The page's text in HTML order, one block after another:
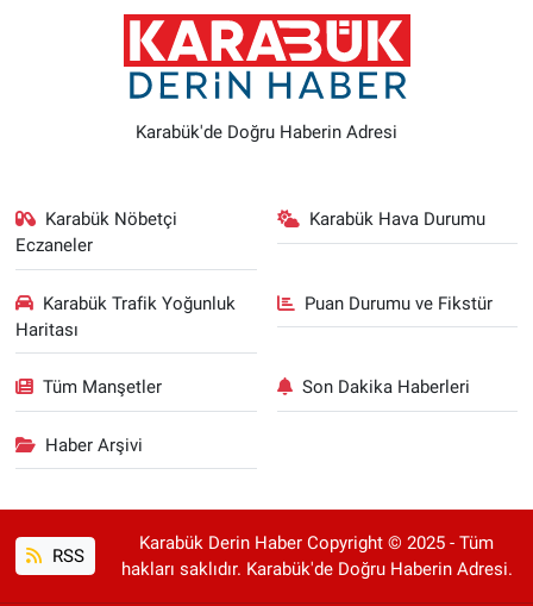
Karabük'de Doğru Haberin Adresi
Karabük Nöbetçi
Eczaneler
Karabük Hava Durumu
Karabük Trafik Yoğunluk
Haritası
Puan Durumu ve Fikstür
Tüm Manşetler Son Dakika Haberleri
Haber Arşivi
RSS
Karabük Derin Haber Copyright © 2025 - Tüm
hakları saklıdır. Karabük'de Doğru Haberin Adresi.